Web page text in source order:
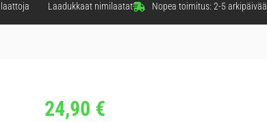
Laadukkaat nimilaatat Nopea toimitus: 2-5 arkipäivää
24,90 €